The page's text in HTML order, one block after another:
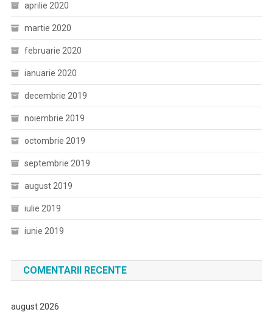
aprilie 2020
martie 2020
februarie 2020
ianuarie 2020
decembrie 2019
noiembrie 2019
octombrie 2019
septembrie 2019
august 2019
iulie 2019
iunie 2019
COMENTARII RECENTE
august 2026